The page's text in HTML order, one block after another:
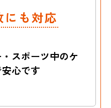
にも対応
スポーツ中のケ
心です